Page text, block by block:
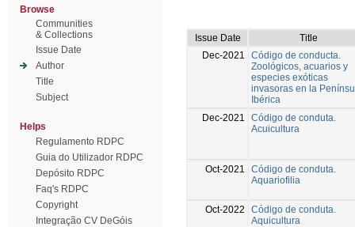
Browse
Communities
& Collections
Issue Date
Author
Title
Subject
Helps
Regulamento RDPC
Guia do Utilizador RDPC
Depósito RDPC
Faq's RDPC
Copyright
Integração CV DeGóis
Issue Date
Title
Dec-2021
Código de conducta.
Zoológicos, acuarios y
especies exóticas
invasoras en la
Ibérica
Dec-2021
Código de conduta.
Acuicultura
Oct-2021
Código de conduta.
Aquariofilia
Oct-2022
Código de conduta.
Aquicultura